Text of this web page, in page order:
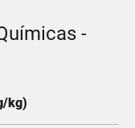
-
kg)